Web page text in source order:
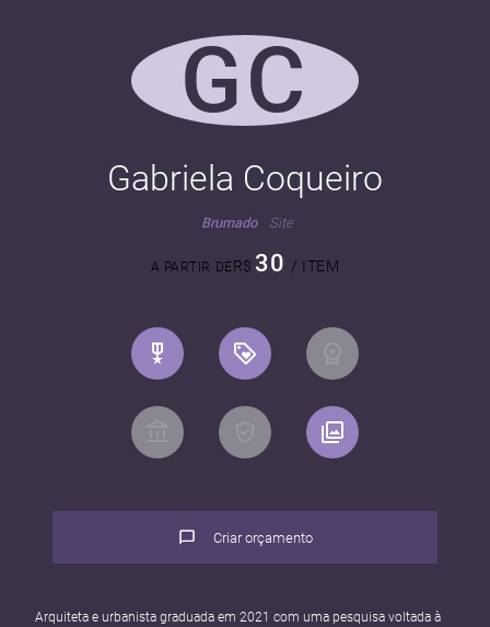
GC
Gabriela Coqueiro
Brumado Site
A PARTIR DER$ 30 / ITEM
Criar orçamento
Arquiteta e urbanista graduada em 2021 com uma pesquisa voltada à